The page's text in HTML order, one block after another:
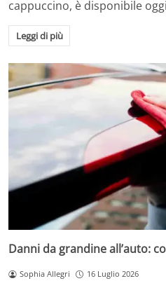
cappuccino, è disponibile
Leggi di più
Danni da grandine all’auto:
Sophia Allegri 16 Luglio 2026